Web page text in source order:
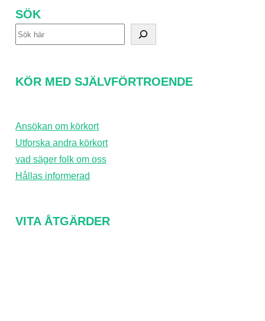
SÖK
S
KÖR MED SJÄLVFÖRTROENDE
Ansökan om körkort
Utforska andra körkort
vad säger folk om oss
Hållas informerad
VITA ÅTGÄRDER